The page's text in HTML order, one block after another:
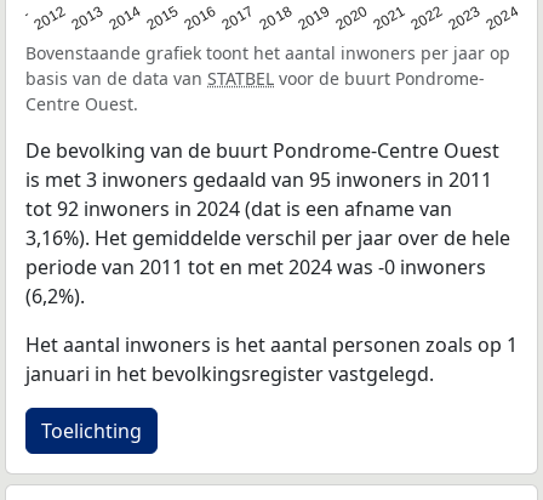
201220132014201520162017 20182019 20202021202220232024
Bovenstaande grafiek toont het aantal inwoners per jaar op
basis van de data van STATBEL voor de buurt Pondrome-
Centre Ouest.
De bevolking van de buurt Pondrome-Centre Ouest
is met 3 inwoners gedaald van 95 inwoners in 2011
tot 92 inwoners in 2024 (dat is een afname van
3,16%). Het gemiddelde verschil per jaar over de hele
periode van 2011 tot en met 2024 was -0 inwoners
(6,2%).
Het aantal inwoners is het aantal personen zoals op 1
januari in het bevolkingsregister vastgelegd.
Toelichting